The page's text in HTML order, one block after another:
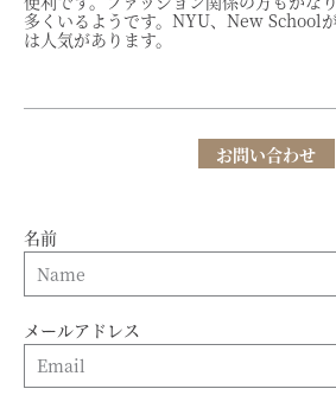
多くいるようです。NYU、New School
は人気があります。
お問い合わせ
名前
メールアドレス